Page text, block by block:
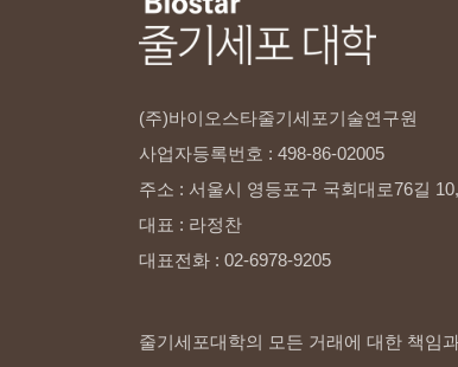
(주)바이오스타줄기세포기술연구원
사업자등록번호 : 498-86-02005
주소 : 서울시 영등포구 국회대로76길 10,
대표 : 라정찬
대표전화 : 02-6978-9205
줄기세포대학의 모든 거래에 대한 책임